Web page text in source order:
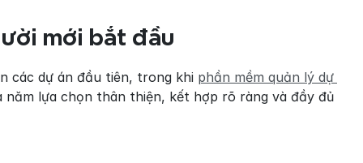
mới bắt đầu
các dự án đầu tiên, trong khi phần mềm quản lý dự
lựa chọn thân thiện, kết hợp rõ ràng và đầy đủ